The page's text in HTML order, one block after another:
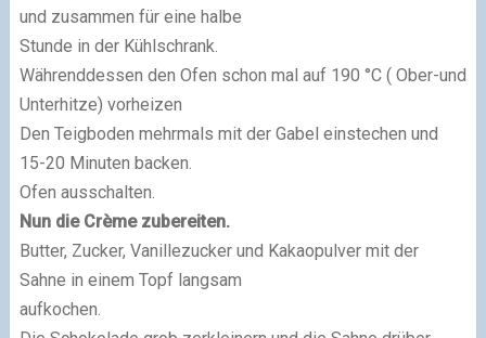
und zusammen für eine halbe
Stunde in der Kühlschrank.
Währenddessen den Ofen schon mal auf 190 °C ( Ober-und
Unterhitze) vorheizen
Den Teigboden mehrmals mit der Gabel einstechen und
15-20 Minuten backen.
Ofen ausschalten.
Nun die Crème zubereiten.
Butter, Zucker, Vanillezucker und Kakaopulver mit der
Sahne in einem Topf langsam
aufkochen.